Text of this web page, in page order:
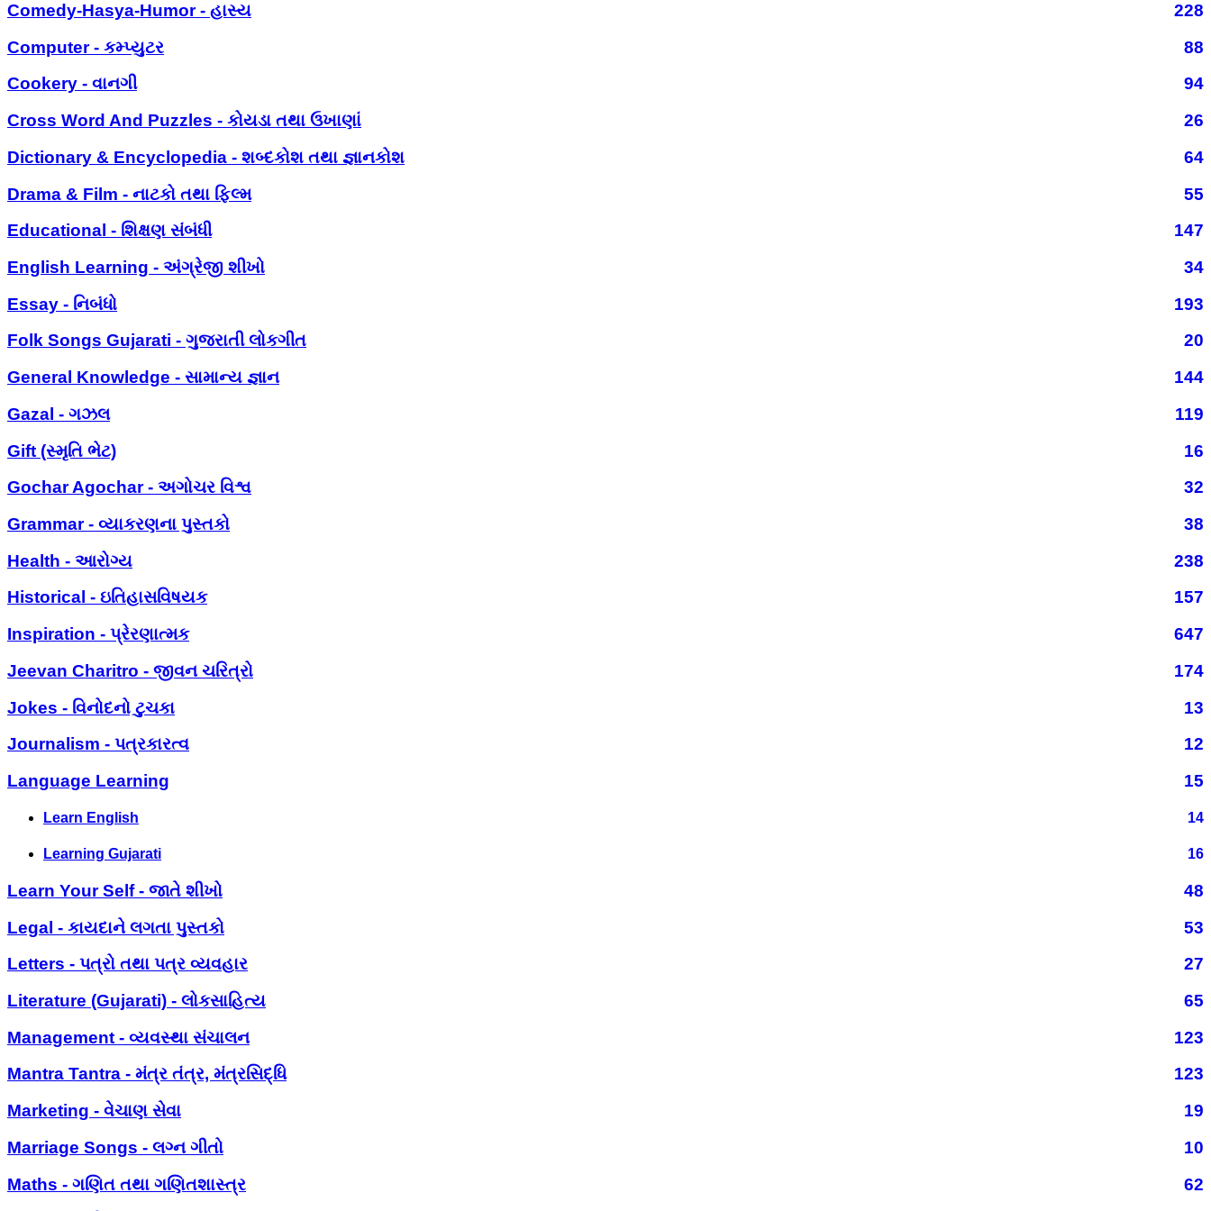
Comedy-Hasya-Humor - હાસ્ય
228
Computer - કમ્પ્યુટર
88
Cookery - વાનગી
94
Cross Word And Puzzles - કોયડા તથા ઉખાણાં
26
Dictionary & Encyclopedia - શબ્દકોશ તથા જ્ઞાનકોશ
64
Drama & Film - નાટકો તથા ફિલ્મ
55
Educational - શિક્ષણ સંબંધી
147
English Learning - અંગ્રેજી શીખો
34
Essay - નિબંધો
193
Folk Songs Gujarati - ગુજરાતી લોકગીત
20
General Knowledge - સામાન્ય જ્ઞાન
144
Gazal - ગઝલ
119
Gift (સ્મૃતિ ભેટ)
16
Gochar Agochar - અગોચર વિશ્વ
32
Grammar - વ્યાકરણના પુસ્તકો
38
Health - આરોગ્ય
238
Historical - ઇતિહાસવિષયક
157
Inspiration - પ્રેરણાત્મક
647
Jeevan Charitro - જીવન ચરિત્રો
174
Jokes - વિનોદનો ટુચકા
13
Journalism - પત્રકારત્વ
12
Language Learning
15
Learn English 14
Learning Gujarati 16
Learn Your Self - જાતે શીખો
48
Legal - કાયદાને લગતા પુસ્તકો
53
Letters - પત્રો તથા પત્ર વ્યવહાર
27
Literature (Gujarati) - લોકસાહિત્ય
65
Management - વ્યવસ્થા સંચાલન
123
Mantra Tantra - મંત્ર તંત્ર, મંત્રસિદ્ધિ
123
Marketing - વેચાણ સેવા
19
Marriage Songs - લગ્ન ગીતો
10
Maths - ગણિત તથા ગણિતશાસ્ત્ર
62